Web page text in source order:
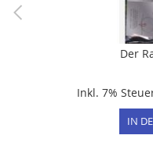
Der
Inkl. 7%
IN